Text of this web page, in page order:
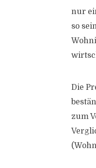
nur
so
Die
zum